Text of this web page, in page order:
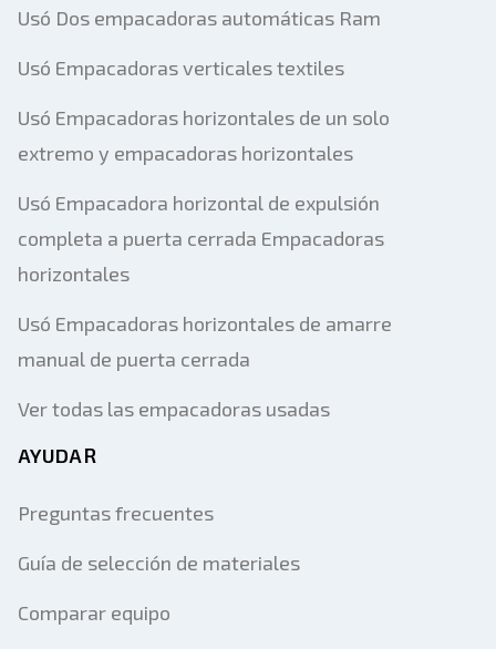
Usó Dos empacadoras automáticas Ram
Usó Empacadoras verticales textiles
Usó Empacadoras horizontales de un solo
extremo y empacadoras horizontales
Usó Empacadora horizontal de expulsión
completa a puerta cerrada Empacadoras
horizontales
Usó Empacadoras horizontales de amarre
manual de puerta cerrada
Ver todas las empacadoras usadas
AYUDAR
Preguntas frecuentes
Guía de selección de materiales
Comparar equipo